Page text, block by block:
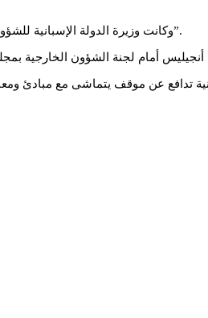
وكانت وزيرة الدولة الإسبانية للشؤون الخارجية والعالمية أنجيليس مورينو باو، أكدت الإثنين، أن موقف بلادها من الصحراء المغربية “متماسك ويحترم القانون الدولي”.